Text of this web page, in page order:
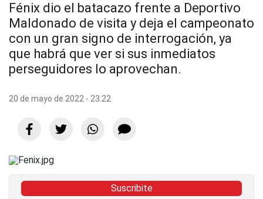
Fénix dio el batacazo frente a Deportivo
Maldonado de visita y deja el campeonato
con un gran signo de interrogación, ya
que habrá que ver si sus inmediatos
perseguidores lo aprovechan.
20 de mayo de 2022 - 23:22
Suscribite